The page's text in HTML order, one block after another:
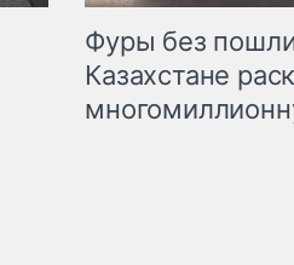
Фуры без
Казахстане